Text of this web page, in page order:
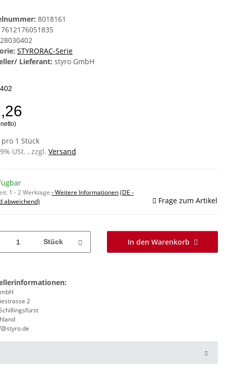
8018161
7612176051835
28030402
STYRORAC-Serie
Lieferant: styro GmbH
pro 1 Stück
USt. , zzgl. Versand
1 - 2 Werktage - Weitere Informationen(DE -
abweichend)
Frage zum Artikel
Stück In den Warenkorb
2